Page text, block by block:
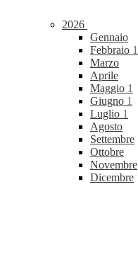
2026
Gennaio
Febbraio 1
Marzo
Aprile
Maggio 1
Giugno 1
Luglio 1
Agosto
Settembre
Ottobre
Novembre
Dicembre